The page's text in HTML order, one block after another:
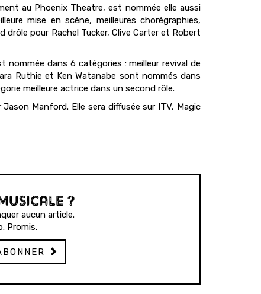
au Phoenix Theatre, est nommée elle aussi
mise en scène, meilleures chorégraphies,
drôle pour Rachel Tucker, Clive Carter et Robert
nommée dans 6 catégories : meilleur revival de
Ruthie et Ken Watanabe sont nommés dans
meilleure actrice dans un second rôle.
Manford. Elle sera diffusée sur ITV, Magic
?
aucun article.
Promis.